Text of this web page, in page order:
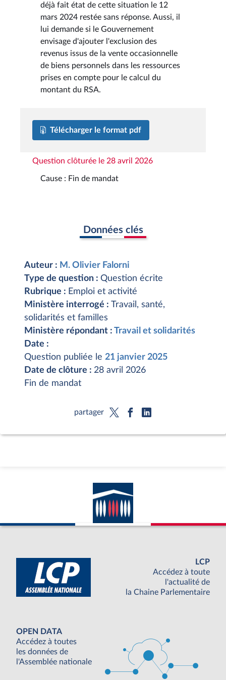
déjà fait état de cette situation le 12
mars 2024 restée sans réponse. Aussi, il
lui demande si le Gouvernement
envisage d'ajouter l'exclusion des
revenus issus de la vente occasionnelle
de biens personnels dans les ressources
prises en compte pour le calcul du
montant du RSA.
Télécharger le format pdf
Question clôturée le 28 avril 2026
Cause : Fin de mandat
Données clés
Auteur : M. Olivier Falorni
Type de question : Question écrite
Rubrique : Emploi et activité
Ministère interrogé : Travail, santé,
solidarités et familles
Ministère répondant : Travail et solidarités
Date :
Question publiée le 21 janvier 2025
Date de clôture : 28 avril 2026
Fin de mandat
partager
LCP
Accédez à toute
l'actualité de
la Chaine Parlementaire
OPEN DATA
Accédez à toutes
les données de
l'Assemblée nationale